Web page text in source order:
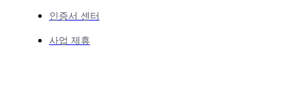
인증서 센터
사업 제휴